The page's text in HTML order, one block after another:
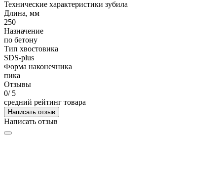
Технические характеристики зубила
Длина, мм
250
Назначение
по бетону
Тип хвостовика
SDS-plus
Форма наконечника
пика
Отзывы
0/ 5
средний рейтинг товара
Написать отзыв
Написать отзыв